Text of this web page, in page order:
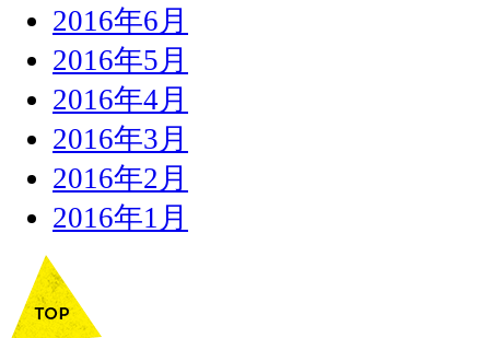
2016年6月
2016年5月
2016年4月
2016年3月
2016年2月
2016年1月